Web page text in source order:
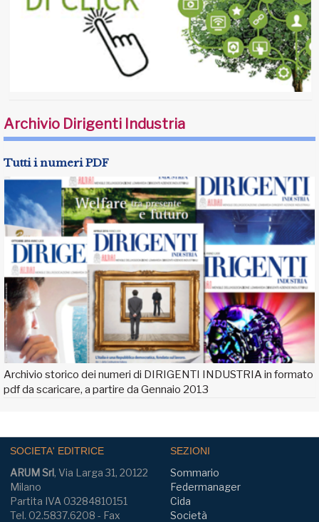
Archivio Dirigenti Industria
Tutti i numeri PDF
Archivio storico dei numeri di DIRIGENTI INDUSTRIA in formato
pdf da scaricare, a partire da Gennaio 2013
SOCIETA' EDITRICE
ARUM Srl, Via Larga 31, 20122
Milano
Partita IVA 03284810151
Tel. 02.5837.6208 - Fax
SEZIONI
Sommario
Federmanager
Cida
Società